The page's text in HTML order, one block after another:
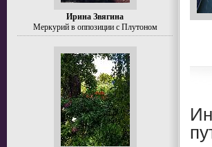
Ирина Звягина
Меркурий в оппозиции с Плутоном